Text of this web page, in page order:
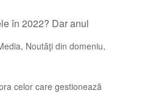
în 2022? Dar anul
, Noutăţi din domeniu,
celor care gestionează